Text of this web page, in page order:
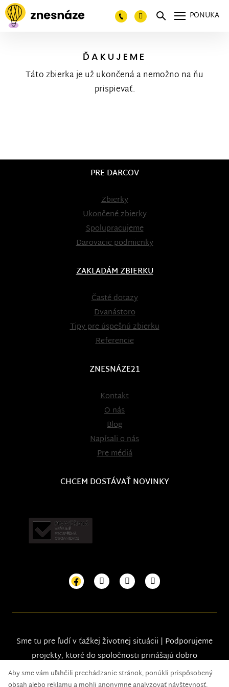
PONUKA
ĎAKUJEME
Táto zbierka je už ukončená a nemožno na ňu
prispievať.
PRE DARCOV
Zbierky
Ukončené zbierky
Spolupracujeme
Darovacie podmienky
ZAKLADÁM ZBIERKU
Časté dotazy
Dvanástoro
Tipy pre úspešnú zbierku
Referencie
ZNESNÁZE21
Kontakt
O nás
Blog
Napísali o nás
Pre médiá
CHCEM DOSTÁVAŤ NOVINKY
Sme tu pre ľudí v ťažkej životnej situácii | Podporujeme
projekty, ktoré do spoločnosti prinášajú dobro
Aby sme vám uľahčili prechádzanie stránok, ponúkli prispôsobený